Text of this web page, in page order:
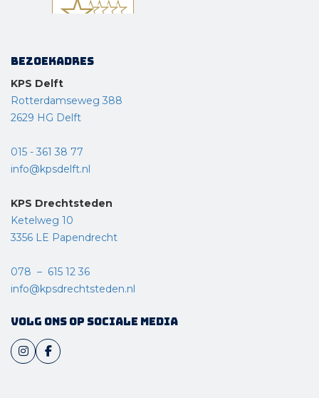
Bezoekadres
KPS Delft
Rotterdamseweg 388
2629 HG Delft
015 - 361 38 77
info@kpsdelft.nl
KPS Drechtsteden
Ketelweg 10
3356 LE Papendrecht
078 – 615 12 36
info@kpsdrechtsteden.nl
Volg ons op sociale media